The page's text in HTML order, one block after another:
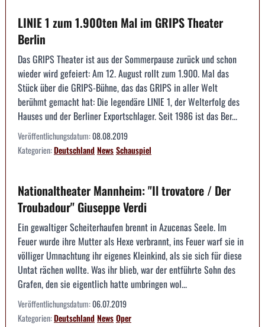
LINIE 1 zum 1.900ten Mal im GRIPS Theater
Berlin
Das GRIPS Theater ist aus der Sommerpause zurück und schon
wieder wird gefeiert: Am 12. August rollt zum 1.900. Mal das
Stück über die GRIPS-Bühne, das das GRIPS in aller Welt
berühmt gemacht hat: Die legendäre LINIE 1, der Welterfolg des
Hauses und der Berliner Exportschlager. Seit 1986 ist das Ber...
Veröffentlichungsdatum:08.08.2019
Kategorien:DeutschlandNewsSchauspiel
Nationaltheater Mannheim: "Il trovatore / Der
Troubadour" Giuseppe Verdi
Ein gewaltiger Scheiterhaufen brennt in Azucenas Seele. Im
Feuer wurde ihre Mutter als Hexe verbrannt, ins Feuer warf sie in
völliger Umnachtung ihr eigenes Kleinkind, als sie sich für diese
Untat rächen wollte. Was ihr blieb, war der entführte Sohn des
Grafen, den sie eigentlich hatte umbringen wol...
Veröffentlichungsdatum:06.07.2019
Kategorien:DeutschlandNewsOper